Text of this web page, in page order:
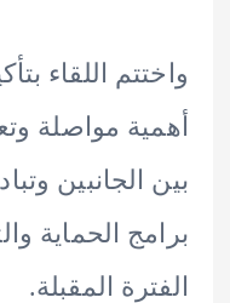
اللقاء بتأكيد كلا
مواصلة وتعزيز
وتبادل
الحماية والتنمية
المقبلة.